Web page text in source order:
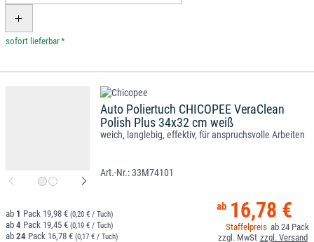
*
Auto Poliertuch CHICOPEE VeraClean
Polish Plus 34x32 cm weiß
weich, langlebig, effektiv, für anspruchsvolle Arbeiten
33M74101
16,78 €
24
1 19,98 € (0,20 € / Tuch)
4 19,45 € (0,19 € / Tuch)
24 16,78 € (0,17 € / Tuch)